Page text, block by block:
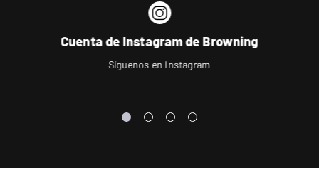
Cuenta de Instagram de Browning
Síguenos en Instagram